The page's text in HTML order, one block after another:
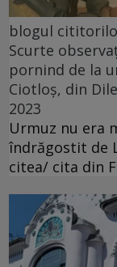
blogul
Scurte
pornind de la
Ciotloș, din
2023
Urmuz nu era
îndrăgostit de
citea/ cita din